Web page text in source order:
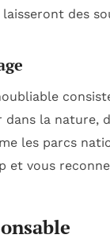
laisseront des
dans la nature,
les parcs
et vous